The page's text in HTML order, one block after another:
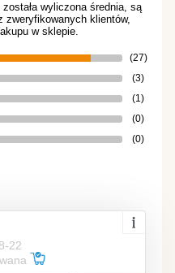
wyliczona średnia, są
zweryfikowanych klientów,
w sklepie.
(27)
(3)
(1)
(0)
(0)
22